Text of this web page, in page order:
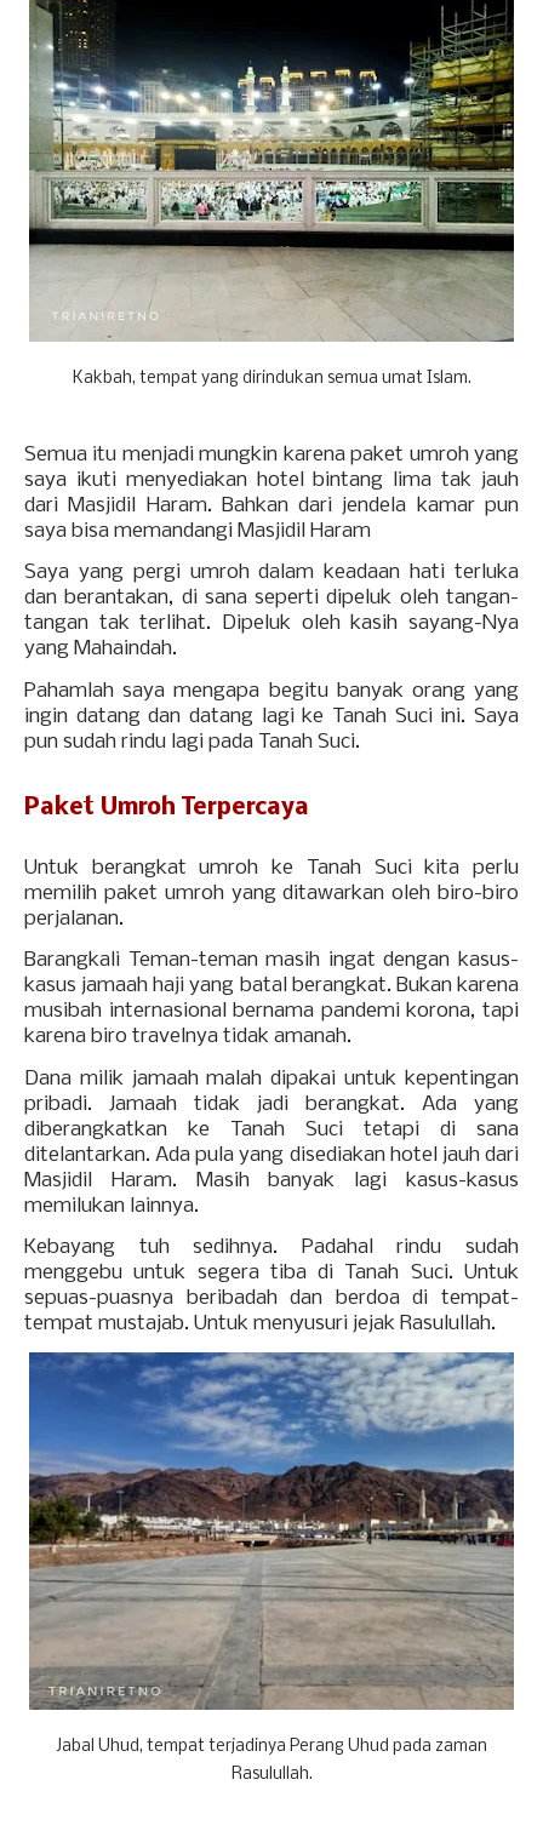
Kakbah, tempat yang dirindukan semua umat Islam.
Semua itu menjadi mungkin karena paket umroh yang
saya ikuti menyediakan hotel bintang lima tak jauh
dari Masjidil Haram. Bahkan dari jendela kamar pun
saya bisa memandangi Masjidil Haram
Saya yang pergi umroh dalam keadaan hati terluka
dan berantakan, di sana seperti dipeluk oleh tangan-
tangan tak terlihat. Dipeluk oleh kasih sayang-Nya
yang Mahaindah.
Pahamlah saya mengapa begitu banyak orang yang
ingin datang dan datang lagi ke Tanah Suci ini. Saya
pun sudah rindu lagi pada Tanah Suci.
Paket Umroh Terpercaya
Untuk berangkat umroh ke Tanah Suci kita perlu
memilih paket umroh yang ditawarkan oleh biro-biro
perjalanan.
Barangkali Teman-teman masih ingat dengan kasus-
kasus jamaah haji yang batal berangkat. Bukan karena
musibah internasional bernama pandemi korona, tapi
karena biro travelnya tidak amanah.
Dana milik jamaah malah dipakai untuk kepentingan
pribadi. Jamaah tidak jadi berangkat. Ada yang
diberangkatkan ke Tanah Suci tetapi di sana
ditelantarkan. Ada pula yang disediakan hotel jauh dari
Masjidil Haram. Masih banyak lagi kasus-kasus
memilukan lainnya.
Kebayang tuh sedihnya. Padahal rindu sudah
menggebu untuk segera tiba di Tanah Suci. Untuk
sepuas-puasnya beribadah dan berdoa di tempat-
tempat mustajab. Untuk menyusuri jejak Rasulullah.
Jabal Uhud, tempat terjadinya Perang Uhud pada zaman
Rasulullah.